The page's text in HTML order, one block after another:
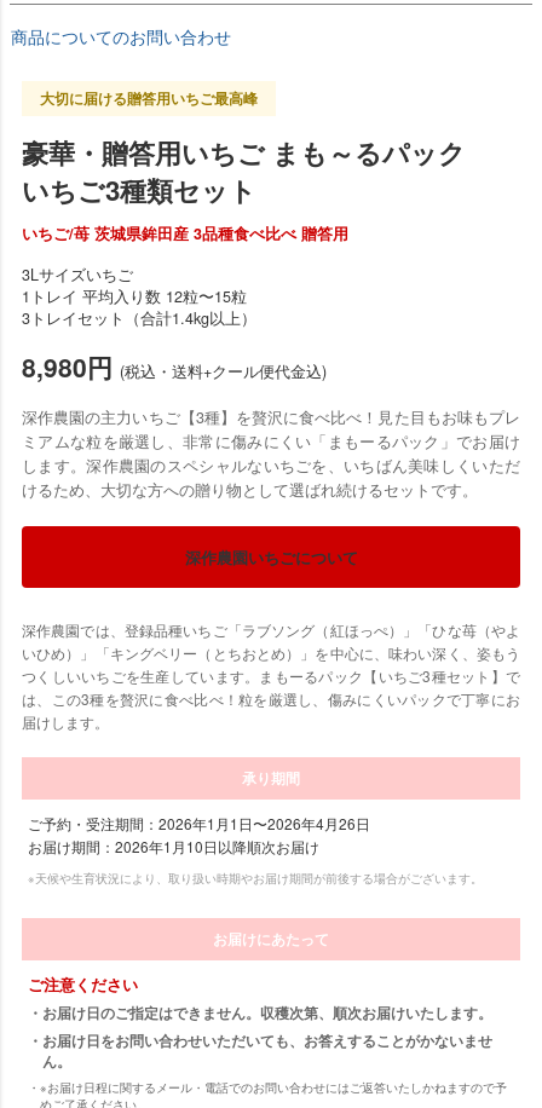
商品についてのお問い合わせ
大切に届ける贈答用いちご最高峰
豪華・贈答用いちご まも～るパック
いちご3種類セット
いちご/苺 茨城県鉾田産 3品種食べ比べ 贈答用
3Lサイズいちご
1トレイ 平均入り数 12粒〜15粒
3トレイセット（合計1.4kg以上）
8,980円 (税込・送料+クール便代金込)
深作農園の主力いちご【3種】を贅沢に食べ比べ！見た目もお味もプレ
ミアムな粒を厳選し、非常に傷みにくい「まもーるパック」でお届け
します。深作農園のスペシャルないちごを、いちばん美味しくいただ
けるため、大切な方への贈り物として選ばれ続けるセットです。
深作農園いちごについて
深作農園では、登録品種いちご「ラブソング（紅ほっぺ）」「ひな苺（やよ
いひめ）」「キングベリー（とちおとめ）」を中心に、味わい深く、姿もう
つくしいいちごを生産しています。まもーるパック【いちご3種セット】で
は、この3種を贅沢に食べ比べ！粒を厳選し、傷みにくいパックで丁寧にお
届けします。
承り期間
ご予約・受注期間：2026年1月1日〜2026年4月26日
お届け期間：2026年1月10日以降順次お届け
※天候や生育状況により、取り扱い時期やお届け期間が前後する場合がございます。
お届けにあたって
ご注意ください
お届け日のご指定はできません。収穫次第、順次お届けいたします。
お届け日をお問い合わせいただいても、お答えすることがかないませ
ん。
※お届け日程に関するメール・電話でのお問い合わせにはご返答いたしかねますので予
めご了承ください。